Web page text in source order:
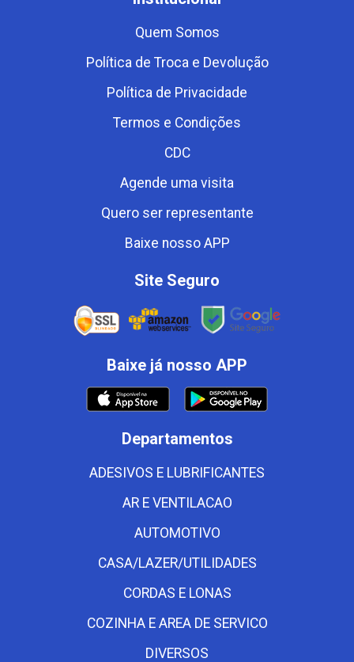
Quem Somos
Política de Troca e Devolução
Política de Privacidade
Termos e Condições
CDC
Agende uma visita
Quero ser representante
Baixe nosso APP
Site Seguro
Baixe já nosso APP
Departamentos
ADESIVOS E LUBRIFICANTES
AR E VENTILACAO
AUTOMOTIVO
CASA/LAZER/UTILIDADES
CORDAS E LONAS
COZINHA E AREA DE SERVICO
DIVERSOS